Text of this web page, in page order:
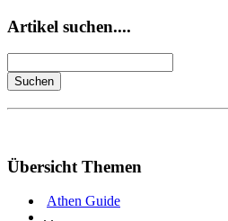
Artikel suchen....
Übersicht Themen
Athen Guide
. .